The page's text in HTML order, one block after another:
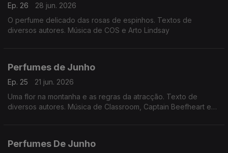
Ep. 26
28 jun. 2026
O perfume delicado das rosas de espinhos. Textos de
diversos autores. Música de COS e Arto Lindsay
Perfumes de Junho
Ep. 25
21 jun. 2026
Uma flor na montanha e as regras da atracção. Texto de
diversos autores. Música de Classroom, Captain Beefheart e
Perfumes De Junho